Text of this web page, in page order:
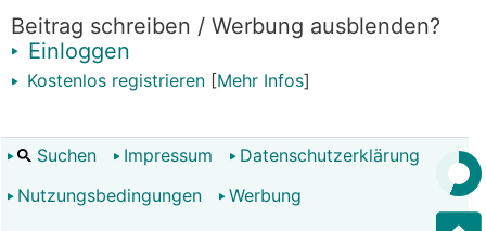
Beitrag schreiben / Werbung ausblenden?
Einloggen
Kostenlos registrieren [Mehr Infos]
Suchen Impressum
Datenschutzerklärung
Nutzungsbedingungen
Werbung